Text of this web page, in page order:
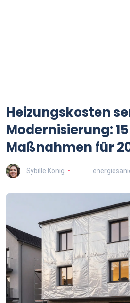
Heizungskosten
Modernisierung:
Maßnahmen für
Sybille König